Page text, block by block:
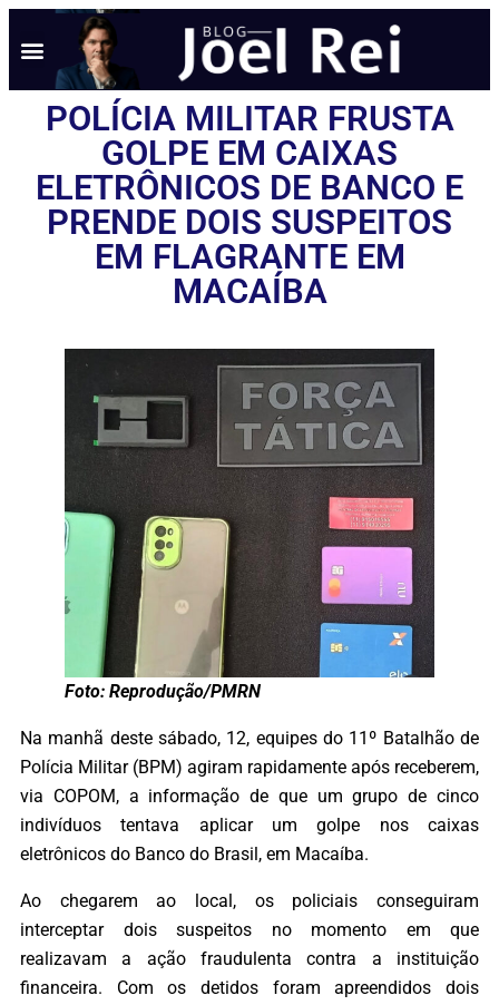
POLÍCIA MILITAR FRUSTA
GOLPE EM CAIXAS
ELETRÔNICOS DE BANCO E
PRENDE DOIS SUSPEITOS
EM FLAGRANTE EM
MACAÍBA
Foto: Reprodução/PMRN
Na manhã deste sábado, 12, equipes do 11º Batalhão de
Polícia Militar (BPM) agiram rapidamente após receberem,
via COPOM, a informação de que um grupo de cinco
indivíduos tentava aplicar um golpe nos caixas
eletrônicos do Banco do Brasil, em Macaíba.
Ao chegarem ao local, os policiais conseguiram
interceptar dois suspeitos no momento em que
realizavam a ação fraudulenta contra a instituição
financeira. Com os detidos foram apreendidos dois